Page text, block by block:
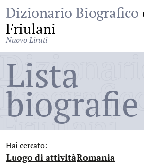
Dizionario Biografico
Friulani
Nuovo Liruti
Friulani
Lista
biografie
Hai cercato:
Luogo di attività
:Romania